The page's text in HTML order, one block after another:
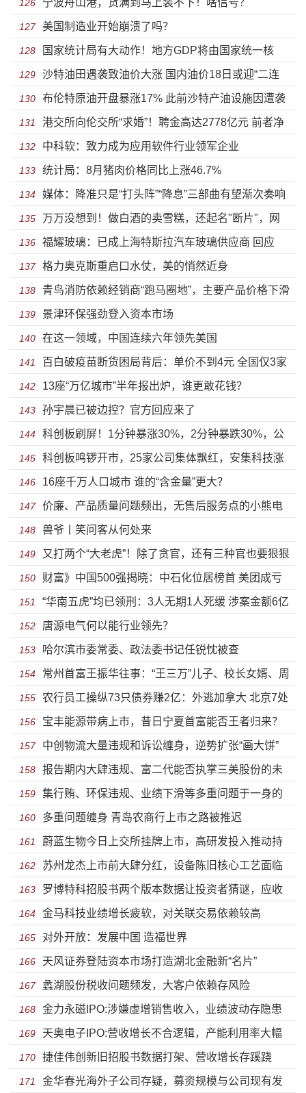
国公司
126
127 美国制造业开始崩溃了吗？
128 国家统计局有大动作！地方GDP将由国家统一核
算！
129 沙特油田遇袭致油价大涨 国内油价18日或迎“二连
涨”
130 布伦特原油开盘暴涨17% 此前沙特产油设施因遭袭
减少供应
131 港交所向伦交所“求婚”！聘金高达2778亿元 前者净
利润是后者的2倍
132 中科软：致力成为应用软件行业领军企业
133 统计局：8月猪肉价格同比上涨46.7%
134 媒体：降准只是“打头阵”“降息”三部曲有望渐次奏响
135 万万没想到！做白酒的卖雪糕，还起名"断片"，网
友：看到就醉了！A股玩起跨界，自己都怕？
136 福耀玻璃：已成上海特斯拉汽车玻璃供应商 回应
《美国工厂》
137 格力奥克斯重启口水仗，美的悄然近身
138 青鸟消防依赖经销商“跑马圈地”，主要产品价格下滑
致盈利隐忧
139 景津环保强劲登入资本市场
140 在这一领域，中国连续六年领先美国
141 百白破疫苗断货困局背后：单价不到4元 全国仅3家
公司在产
142 13座“万亿城市”半年报出炉，谁更敢花钱？
143 孙宇晨已被边控？官方回应来了
144 科创板刷屏！1分钟暴涨30%，2分钟暴跌30%，公
募基金大赚100亿！
145 科创板鸣锣开市，25家公司集体飘红，安集科技涨
幅高达287.85%
146 16座千万人口城市 谁的“含金量”更大？
147 价廉、产品质量问题频出，无售后服务点的小熊电
器何时能品牌化？
148 兽爷丨笑问客从何处来
149 又打两个“大老虎”！除了贪官，还有三种官也要狠狠
打
150 财富》中国500强揭晓：中石化位居榜首 美团成亏
损之王
151 “华南五虎”均已领刑：3人无期1人死缓 涉案金额6亿
152 唐源电气何以能行业领先？
153 哈尔滨市委常委、政法委书记任锐忱被查
154 常州首富王振华往事：“王三万”儿子、校长女婿、周
某某的情人？
155 农行员工操纵73只债券赚2亿：外逃加拿大 北京7处
房产被查封
156 宝丰能源带病上市，昔日宁夏首富能否王者归来？
157 中创物流大量违规和诉讼缠身，逆势扩张“画大饼”
158 报告期内大肆违规、富二代能否执掌三美股份的未
来？
159 集行贿、环保违规、业绩下滑等多重问题于一身的
金时科技上市了
160 多重问题缠身 青岛农商行上市之路被推迟
161 蔚蓝生物今日上交所挂牌上市，高研发投入推动持
续成长
162 苏州龙杰上市前大肆分红，设备陈旧核心工艺面临
淘汰风险
163 罗博特科招股书两个版本数据让投资者猜谜，应收
账款飙升至2.5亿
164 金马科技业绩增长疲软，对关联交易依赖较高
165 对外开放：发展中国 造福世界
166 天风证券登陆资本市场打造湖北金融新“名片”
167 蠡湖股份税收问题频发，大客户依赖存风险
168 金力永磁IPO:涉嫌虚增销售收入，业绩波动存隐患
169 天奥电子IPO:营收增长不合逻辑，产能利用率大幅
下滑
170 捷佳伟创新旧招股书数据打架、营收增长存蹊跷
171 金华春光海外子公司存疑，募资规模与公司现有发